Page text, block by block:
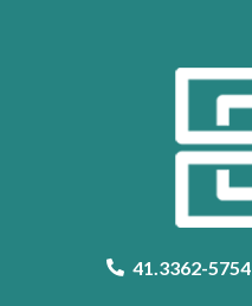
41.3362-5754